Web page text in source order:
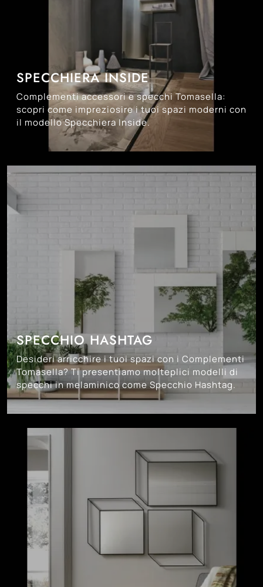
SPECCHIERA INSIDE
Complementi accessori e specchi Tomasella:
scopri come impreziosire i tuoi spazi moderni con
il modello Specchiera Inside.
SPECCHIO HASHTAG
Desideri arricchire i tuoi spazi con i Complementi
Tomasella? Ti presentiamo molteplici modelli di
specchi in melaminico come Specchio Hashtag.